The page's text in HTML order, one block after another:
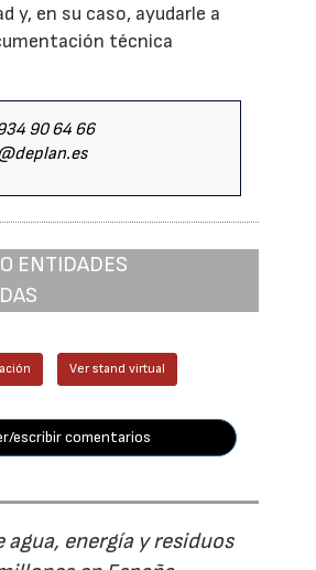
y, en su caso, ayudarle a
técnica
90 64 66
ENTIDADES
Ver stand virtual
escribir comentarios
agua, energía y residuos